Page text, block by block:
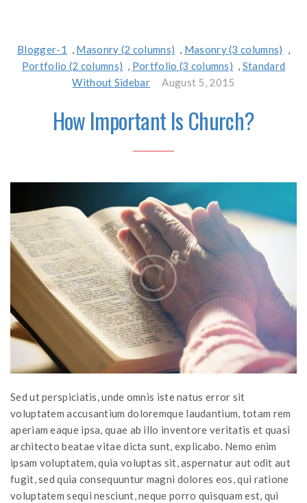
Blogger-1 , Masonry (2 columns) , Masonry (3 columns) ,
Portfolio (2 columns) , Portfolio (3 columns) , Standard
Without Sidebar
August 5, 2015
How Important Is Church?
Sed ut perspiciatis, unde omnis iste natus error sit
voluptatem accusantium doloremque laudantium, totam rem
aperiam eaque ipsa, quae ab illo inventore veritatis et quasi
architecto beatae vitae dicta sunt, explicabo. Nemo enim
ipsam voluptatem, quia voluptas sit, aspernatur aut odit aut
fugit, sed quia consequuntur magni dolores eos, qui ratione
voluptatem sequi nesciunt, neque porro quisquam est, qui